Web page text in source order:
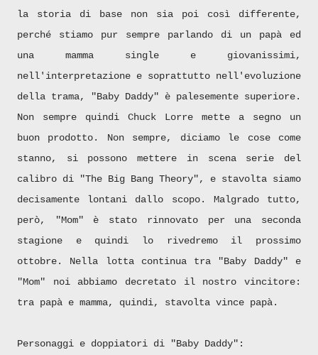
la storia di base non sia poi così differente,
perché stiamo pur sempre parlando di un papà ed
una mamma single e giovanissimi,
nell'interpretazione e soprattutto nell'evoluzione
della trama, "Baby Daddy" è palesemente superiore.
Non sempre quindi Chuck Lorre mette a segno un
buon prodotto. Non sempre, diciamo le cose come
stanno, si possono mettere in scena serie del
calibro di "The Big Bang Theory", e stavolta siamo
decisamente lontani dallo scopo. Malgrado tutto,
però, "Mom" è stato rinnovato per una seconda
stagione e quindi lo rivedremo il prossimo
ottobre. Nella lotta continua tra "Baby Daddy" e
"Mom" noi abbiamo decretato il nostro vincitore:
tra papà e mamma, quindi, stavolta vince papà.
Personaggi e doppiatori di "Baby Daddy":